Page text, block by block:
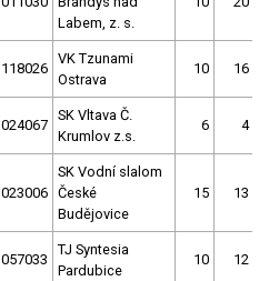
Labem, z. s.
118026
VK Tzunami
Ostrava
10 16
024067
SK Vltava Č.
Krumlov z.s.
6 4
023006
SK Vodní slalom
České
Budějovice
15 13
057033
TJ Syntesia
Pardubice
10 12